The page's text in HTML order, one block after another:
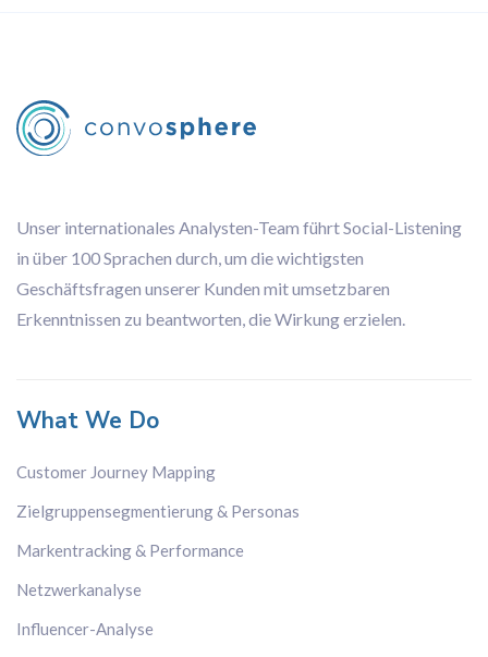
Unser internationales Analysten-Team führt Social-Listening
in über 100 Sprachen durch, um die wichtigsten
Geschäftsfragen unserer Kunden mit umsetzbaren
Erkenntnissen zu beantworten, die Wirkung erzielen.
What We Do
Customer Journey Mapping
Zielgruppensegmentierung & Personas
Markentracking & Performance
Netzwerkanalyse
Influencer-Analyse